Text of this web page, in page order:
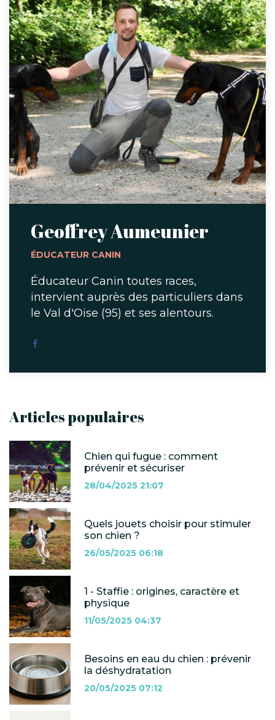
Geoffrey Aumeunier
ÉDUCATEUR CANIN
Éducateur Canin toutes races,
intervient auprès des particuliers dans
le Val d'Oise (95) et ses alentours.
Articles populaires
Chien qui fugue : comment
prévenir et sécuriser
28/04/2025 21:07
Quels jouets choisir pour stimuler
son chien ?
26/05/2025 06:18
1 - Staffie : origines, caractère et
physique
11/05/2025 04:37
Besoins en eau du chien : prévenir
la déshydratation
20/05/2025 07:12